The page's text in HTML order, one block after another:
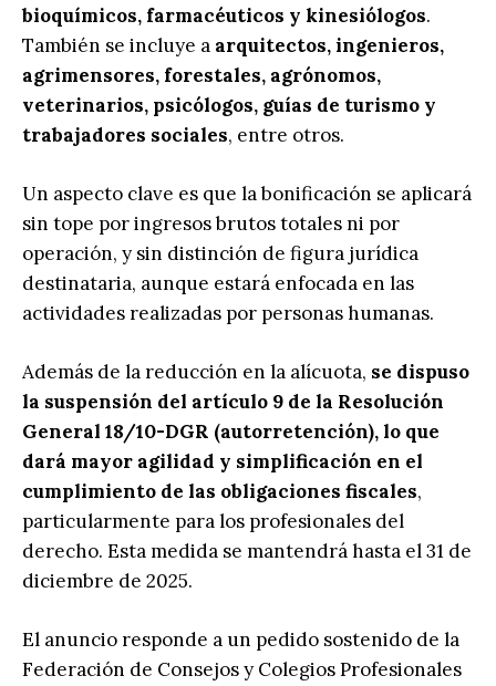
bioquímicos, farmacéuticos y kinesiólogos.
También se incluye a arquitectos, ingenieros,
agrimensores, forestales, agrónomos,
veterinarios, psicólogos, guías de turismo y
trabajadores sociales, entre otros.
Un aspecto clave es que la bonificación se aplicará
sin tope por ingresos brutos totales ni por
operación, y sin distinción de figura jurídica
destinataria, aunque estará enfocada en las
actividades realizadas por personas humanas.
Además de la reducción en la alícuota, se dispuso
la suspensión del artículo 9 de la Resolución
General 18/10-DGR (autorretención), lo que
dará mayor agilidad y simplificación en el
cumplimiento de las obligaciones fiscales,
particularmente para los profesionales del
derecho. Esta medida se mantendrá hasta el 31 de
diciembre de 2025.
El anuncio responde a un pedido sostenido de la
Federación de Consejos y Colegios Profesionales